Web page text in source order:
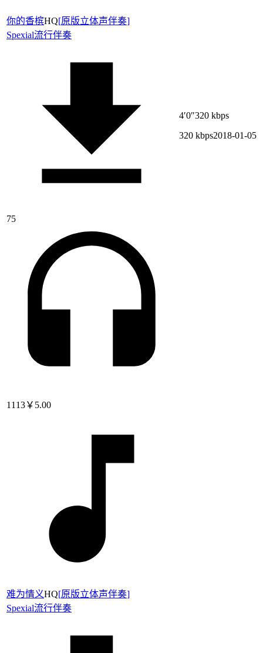
你的香槟HQ[原版立体声伴奏]
Spexial流行伴奏
75
1113￥5.00
4′0″320 kbps
320 kbps2018-01-05
难为情义HQ[原版立体声伴奏]
Spexial流行伴奏